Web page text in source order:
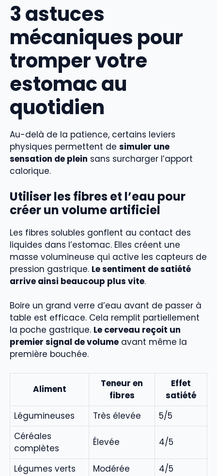
3 astuces
mécaniques pour
tromper votre
estomac au
quotidien
Au-delà de la patience, certains leviers
physiques permettent de simuler une
sensation de plein sans surcharger l’apport
calorique.
Utiliser les fibres et l’eau pour
créer un volume artificiel
Les fibres solubles gonflent au contact des
liquides dans l’estomac. Elles créent une
masse volumineuse qui active les capteurs de
pression gastrique. Le sentiment de satiété
arrive ainsi beaucoup plus vite.
Boire un grand verre d’eau avant de passer à
table est efficace. Cela remplit partiellement
la poche gastrique. Le cerveau reçoit un
premier signal de volume avant même la
première bouchée.
Aliment
Teneur en
fibres
Effet
satiété
Légumineuses
Très élevée
5/5
Céréales
complètes
Élevée 4/5
Légumes verts Modérée 4/5